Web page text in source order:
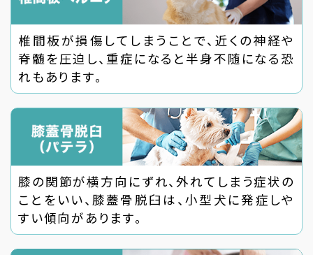
椎間板が損傷してしまうことで、近くの神経や
脊髄を圧迫し、重症になると半身不随になる恐
れもあります。
膝の関節が横方向にずれ、外れてしまう症状の
ことをいい、膝蓋骨脱臼は、小型犬に発症しや
すい傾向があります。